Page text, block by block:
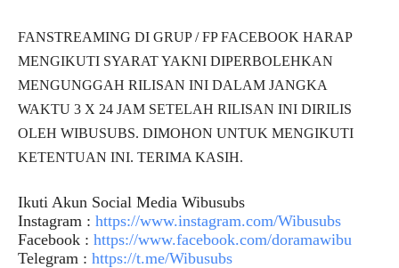
FANSTREAMING DI GRUP / FP FACEBOOK HARAP
MENGIKUTI SYARAT YAKNI DIPERBOLEHKAN
MENGUNGGAH RILISAN INI DALAM JANGKA
WAKTU 3 X 24 JAM SETELAH RILISAN INI DIRILIS
OLEH WIBUSUBS. DIMOHON UNTUK MENGIKUTI
KETENTUAN INI. TERIMA KASIH.
Ikuti Akun Social Media Wibusubs
Instagram : https://www.instagram.com/Wibusubs
Facebook : https://www.facebook.com/doramawibu
Telegram : https://t.me/Wibusubs